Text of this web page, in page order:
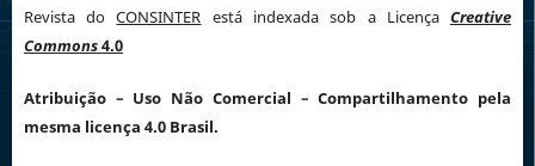
Revista doCONSINTER está indexada sob a LicençaCreative
Commons4.0
Atribuição – Uso Não Comercial – Compartilhamento pela
mesma licença 4.0 Brasil.